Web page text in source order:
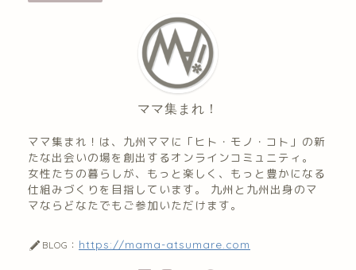
ママ集まれ！
ママ集まれ！は、九州ママに「ヒト・モノ・コト」の新
たな出会いの場を創出するオンラインコミュニティ。
女性たちの暮らしが、もっと楽しく、もっと豊かになる
仕組みづくりを目指しています。 九州と九州出身のマ
マならどなたでもご参加いただけます。
BLOG： https://mama-atsumare.com
九州のママ集まれ！
大分のママ集まれ！
大分のママ集まれ！につ
大分ママのサークル
大分多胎児ママサ